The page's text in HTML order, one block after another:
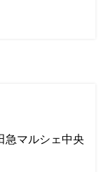
急マルシェ中央